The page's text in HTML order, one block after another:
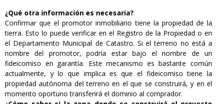
¿Qué otra información es necesaria?
Confirmar que el promotor inmobiliario tiene la propiedad de la
tierra. Esto lo puede verificar en el Registro de la Propiedad o en
el Departamento Municipal de Catastro. Si el terreno no está a
nombre del promotor, podría estar bajo el nombre de un
fideicomiso en garantía. Este mecanismo es bastante común
actualmente, y lo que implica es que el fideicomiso tiene la
propiedad autónoma del terreno en el que se construirá, y en el
momento oportuno transferirá el dominio al comprador.